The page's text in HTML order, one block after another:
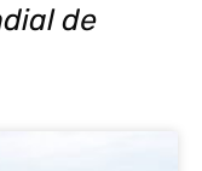
de